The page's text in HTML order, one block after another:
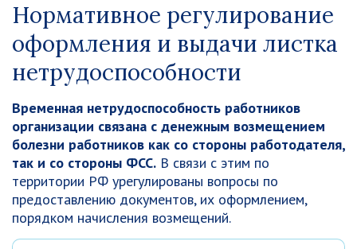
Нормативное регулирование
оформления и выдачи листка
нетрудоспособности
Временная нетрудоспособность работников
организации связана с денежным возмещением
болезни работников как со стороны работодателя,
так и со стороны ФСС. В связи с этим по
территории РФ урегулированы вопросы по
предоставлению документов, их оформлением,
порядком начисления возмещений.